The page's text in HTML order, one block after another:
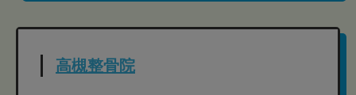
高槻整骨院